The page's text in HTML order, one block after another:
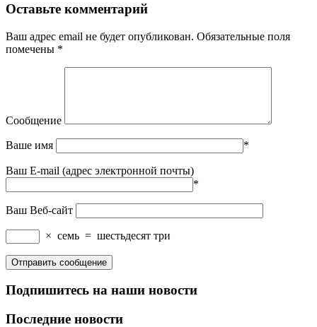
Оставьте комментарий
Ваш адрес email не будет опубликован. Обязательные поля
помечены *
Сообщение
Ваше имя *
Ваш E-mail (адрес электронной почты)
*
Ваш Веб-сайт
× семь = шестьдесят три
Подпишитесь на наши новости
Последние новости